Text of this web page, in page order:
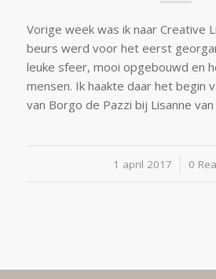
Vorige week was ik naar Creative
beurs werd voor het eerst
leuke sfeer, mooi opgebouwd en
mensen. Ik haakte daar het begin
van Borgo de Pazzi bij Lisanne
1 april 2017
/ 0